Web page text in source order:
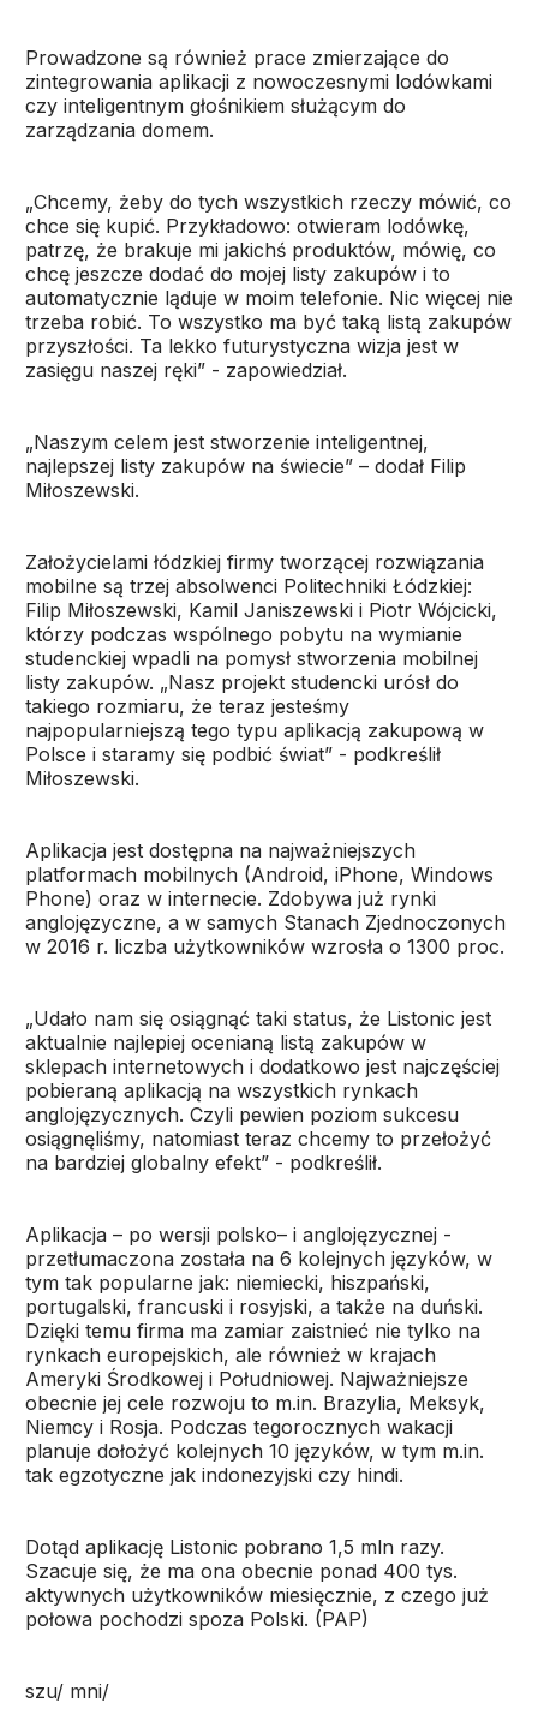
Prowadzone są również prace zmierzające do
zintegrowania aplikacji z nowoczesnymi lodówkami
czy inteligentnym głośnikiem służącym do
zarządzania domem.
„Chcemy, żeby do tych wszystkich rzeczy mówić, co
chce się kupić. Przykładowo: otwieram lodówkę,
patrzę, że brakuje mi jakichś produktów, mówię, co
chcę jeszcze dodać do mojej listy zakupów i to
automatycznie ląduje w moim telefonie. Nic więcej nie
trzeba robić. To wszystko ma być taką listą zakupów
przyszłości. Ta lekko futurystyczna wizja jest w
zasięgu naszej ręki” - zapowiedział.
„Naszym celem jest stworzenie inteligentnej,
najlepszej listy zakupów na świecie” – dodał Filip
Miłoszewski.
Założycielami łódzkiej firmy tworzącej rozwiązania
mobilne są trzej absolwenci Politechniki Łódzkiej:
Filip Miłoszewski, Kamil Janiszewski i Piotr Wójcicki,
którzy podczas wspólnego pobytu na wymianie
studenckiej wpadli na pomysł stworzenia mobilnej
listy zakupów. „Nasz projekt studencki urósł do
takiego rozmiaru, że teraz jesteśmy
najpopularniejszą tego typu aplikacją zakupową w
Polsce i staramy się podbić świat” - podkreślił
Miłoszewski.
Aplikacja jest dostępna na najważniejszych
platformach mobilnych (Android, iPhone, Windows
Phone) oraz w internecie. Zdobywa już rynki
anglojęzyczne, a w samych Stanach Zjednoczonych
w 2016 r. liczba użytkowników wzrosła o 1300 proc.
„Udało nam się osiągnąć taki status, że Listonic jest
aktualnie najlepiej ocenianą listą zakupów w
sklepach internetowych i dodatkowo jest najczęściej
pobieraną aplikacją na wszystkich rynkach
anglojęzycznych. Czyli pewien poziom sukcesu
osiągnęliśmy, natomiast teraz chcemy to przełożyć
na bardziej globalny efekt” - podkreślił.
Aplikacja – po wersji polsko– i anglojęzycznej -
przetłumaczona została na 6 kolejnych języków, w
tym tak popularne jak: niemiecki, hiszpański,
portugalski, francuski i rosyjski, a także na duński.
Dzięki temu firma ma zamiar zaistnieć nie tylko na
rynkach europejskich, ale również w krajach
Ameryki Środkowej i Południowej. Najważniejsze
obecnie jej cele rozwoju to m.in. Brazylia, Meksyk,
Niemcy i Rosja. Podczas tegorocznych wakacji
planuje dołożyć kolejnych 10 języków, w tym m.in.
tak egzotyczne jak indonezyjski czy hindi.
Dotąd aplikację Listonic pobrano 1,5 mln razy.
Szacuje się, że ma ona obecnie ponad 400 tys.
aktywnych użytkowników miesięcznie, z czego już
połowa pochodzi spoza Polski. (PAP)
szu/ mni/